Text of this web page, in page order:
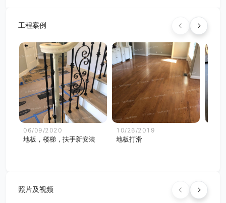
工程案例
06/09/2020
地板，楼梯，扶手新安装
10/26/2019
地板打滑
照片及视频